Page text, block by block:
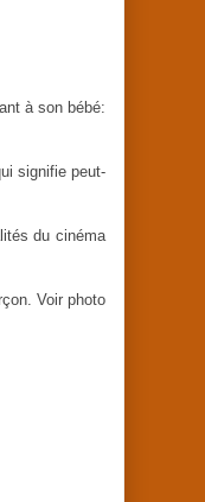
à son bébé:
signifie peut-
du cinéma
Voir photo